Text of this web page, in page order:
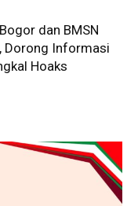
dan BMSN
Dorong Informasi
Hoaks